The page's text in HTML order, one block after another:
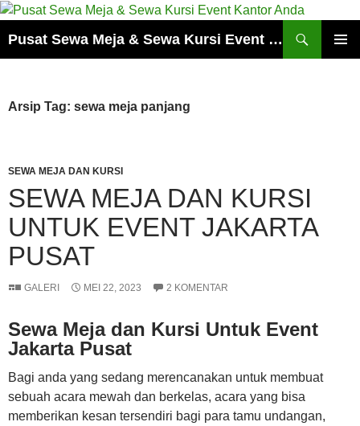
Pusat Sewa Meja & Sewa Kursi Event Kantor Anda
Arsip Tag: sewa meja panjang
SEWA MEJA DAN KURSI
SEWA MEJA DAN KURSI
UNTUK EVENT JAKARTA
PUSAT
GALERI MEI 22, 2023 2 KOMENTAR
Sewa Meja dan Kursi Untuk Event
Jakarta Pusat
Bagi anda yang sedang merencanakan untuk membuat
sebuah acara mewah dan berkelas, acara yang bisa
memberikan kesan tersendiri bagi para tamu undangan,